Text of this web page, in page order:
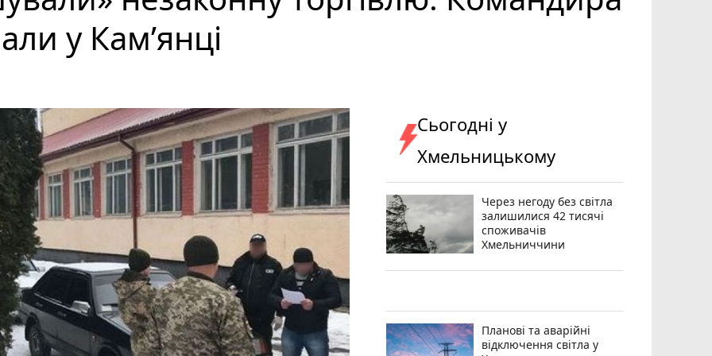
у Кам’янці
Сьогодні у
Хмельницькому
Через негоду без світла
залишилися 42 тисячі
споживачів
Хмельниччини
Планові та аварійні
відключення світла у